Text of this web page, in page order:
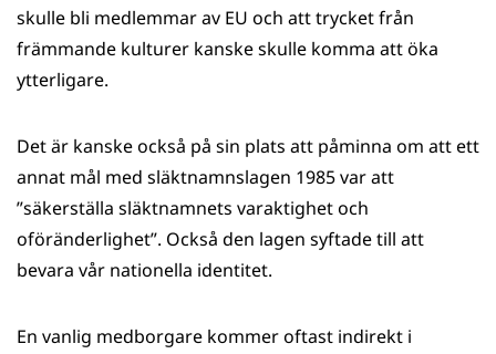
skulle bli medlemmar av EU och att trycket från
främmande kulturer kanske skulle komma att öka
ytterligare.
Det är kanske också på sin plats att påminna om att ett
annat mål med släktnamnslagen 1985 var att
”säkerställa släktnamnets varaktighet och
oföränderlighet”. Också den lagen syftade till att
bevara vår nationella identitet.
En vanlig medborgare kommer oftast indirekt i